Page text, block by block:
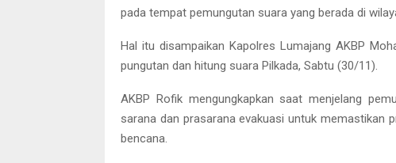
pada tempat pemungutan suara yang berada di
Hal itu disampaikan Kapolres Lumajang AKBP
pungutan dan hitung suara Pilkada, Sabtu (30/11).
AKBP Rofik mengungkapkan saat menjelang
sarana dan prasarana evakuasi untuk memastikan
bencana.